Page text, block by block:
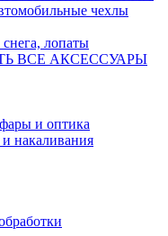
чехлы
лопаты
ВСЕ АКСЕССУАРЫ
и оптика
накаливания